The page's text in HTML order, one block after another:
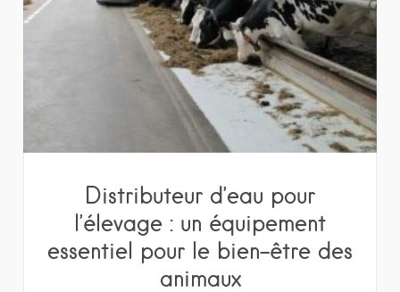
Distributeur d’eau pour
l’élevage : un équipement
essentiel pour le bien-être des
animaux